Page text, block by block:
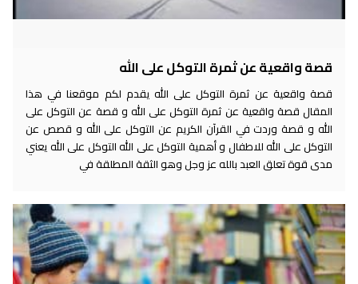
قصة واقعية عن ثمرة التوكل على الله
قصة واقعية عن ثمرة التوكل على الله يقدم لكم موقعنا في هذا
المقال قصة واقعية عن ثمرة التوكل على الله و قصة عن التوكل على
الله و قصة وردت في القرآن الكريم عن التوكل على الله و قصص عن
التوكل على الله للاطفال و أهمية التوكل على الله التوكل على الله يعني
مدى قوة تعلق العبد بالله عز وجل وهو الثقة المطلقة في